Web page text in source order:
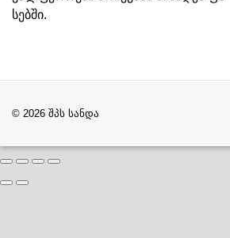
სებში.
© 2026 შპს სანდა